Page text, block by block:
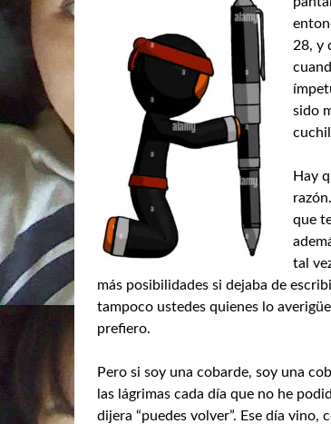
28, y
sido
Hay
que
tal
más posibilidades si dejaba de
tampoco ustedes quienes lo
prefiero.
Pero si soy una cobarde, soy una
las lágrimas cada día que no he
dijera “puedes volver”. Ese día